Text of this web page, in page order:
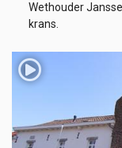
Wethouder
krans.